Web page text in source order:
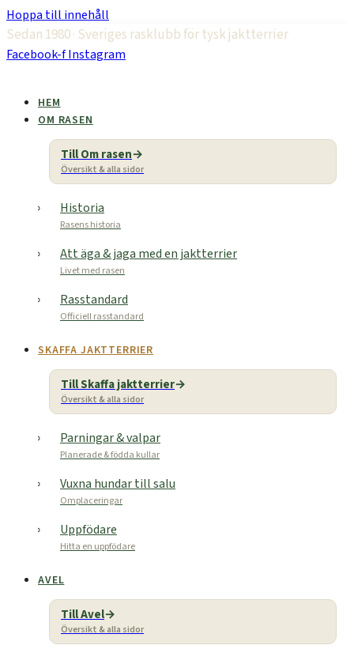
Hoppa till innehåll
Sedan 1980 · Sveriges rasklubb för tysk jaktterrier
Facebook-fInstagram
HEM
OM RASEN
Till Om rasen
Översikt & alla sidor
Historia
Rasens historia
Att äga & jaga med en jaktterrier
Livet med rasen
Rasstandard
Officiell rasstandard
SKAFFA JAKTTERRIER
Till Skaffa jaktterrier
Översikt & alla sidor
Parningar & valpar
Planerade & födda kullar
Vuxna hundar till salu
Omplaceringar
Uppfödare
Hitta en uppfödare
AVEL
Till Avel
Översikt & alla sidor